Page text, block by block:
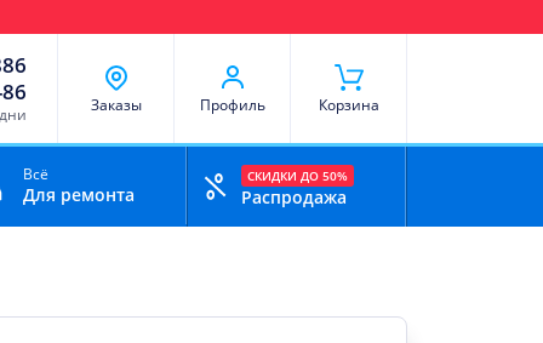
Заказы Профиль Корзина
Всё
Для ремонта
СКИДКИ ДО 50%
Распродажа